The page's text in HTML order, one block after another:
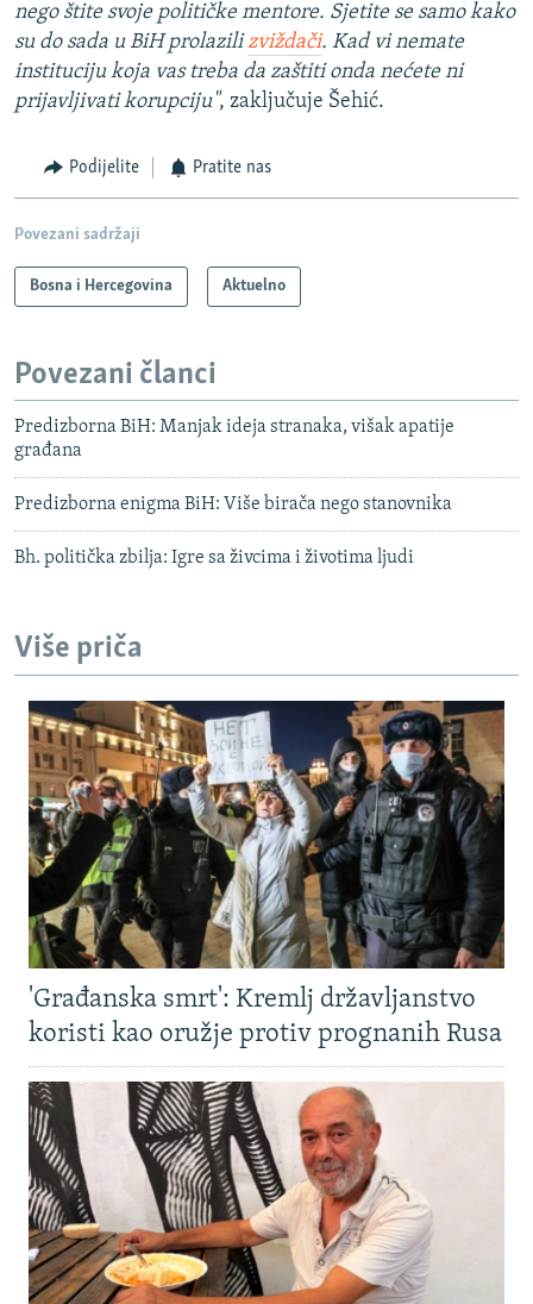
nego štite svoje političke mentore. Sjetite se samo kako
su do sada u BiH prolazili zviždači. Kad vi nemate
instituciju koja vas treba da zaštiti onda nećete ni
prijavljivati korupciju", zaključuje Šehić.
Podijelite Pratite nas
Povezani sadržaji
Bosna i Hercegovina Aktuelno
Povezani članci
Predizborna BiH: Manjak ideja stranaka, višak apatije
građana
Predizborna enigma BiH: Više birača nego stanovnika
Bh. politička zbilja: Igre sa živcima i životima ljudi
Više priča
'Građanska smrt': Kremlj državljanstvo
koristi kao oružje protiv prognanih Rusa